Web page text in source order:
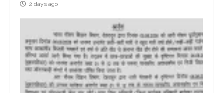
2 days ago